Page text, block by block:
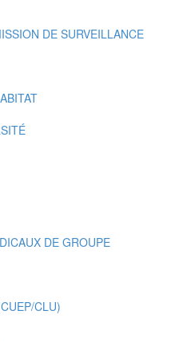
DE SURVEILLANCE
DE GROUPE
CLU)